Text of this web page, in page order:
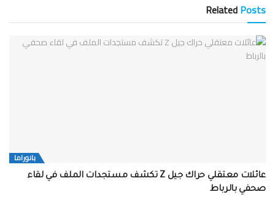
RelatedPosts
بانوراما
عائلات معتقلي حراك جيل Z تكشف مستجدات الملف في لقاء
صحفي بالرباط